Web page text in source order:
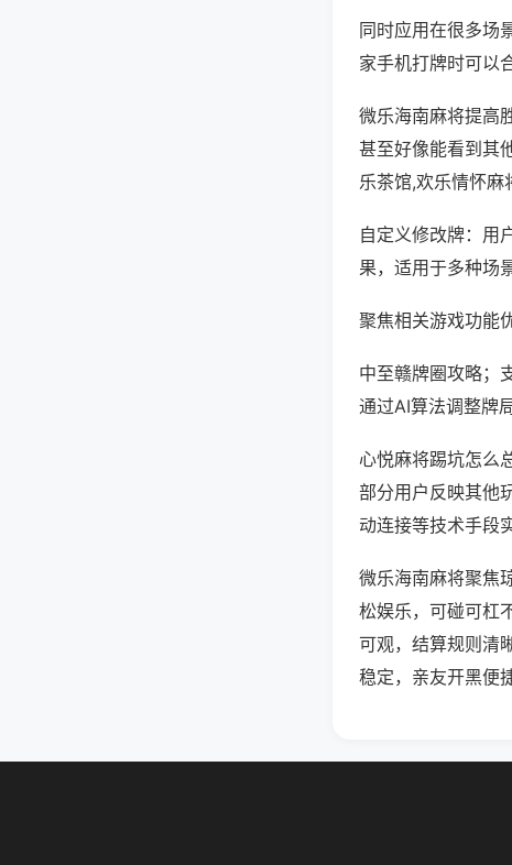
同时应用在很多场
家手机打牌时可以
微乐海南麻将提高
甚至好像能看到其
乐茶馆,欢乐情怀麻
自定义修改牌：用
果，适用于多种场
聚焦相关游戏功能
中至赣牌圈攻略；
通过AI算法调整牌
心悦麻将踢坑怎么
部分用户反映其他
动连接等技术手段
微乐海南麻将聚焦
松娱乐，可碰可杠
可观，结算规则清
稳定，亲友开黑便